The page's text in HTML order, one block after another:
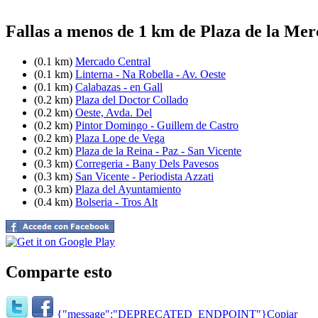
Fallas a menos de 1 km de Plaza de la
(0.1 km) Mercado Central
(0.1 km) Linterna - Na Robella - Av. Oeste
(0.1 km) Calabazas - en Gall
(0.2 km) Plaza del Doctor Collado
(0.2 km) Oeste, Avda. Del
(0.2 km) Pintor Domingo - Guillem de Castro
(0.2 km) Plaza Lope de Vega
(0.2 km) Plaza de la Reina - Paz - San Vicente
(0.3 km) Corregeria - Bany Dels Pavesos
(0.3 km) San Vicente - Periodista Azzati
(0.3 km) Plaza del Ayuntamiento
(0.4 km) Bolseria - Tros Alt
Comparte esto
{"message":"DEPRECATED_ENDPOINT"}Copiar